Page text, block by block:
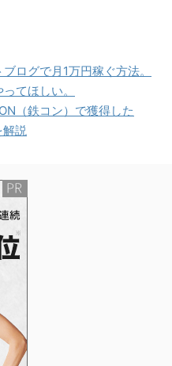
ログで月1万円稼ぐ方法。
てほしい。
（鉄コン）で獲得した
解説